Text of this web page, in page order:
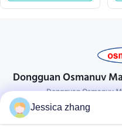
Dongguan Osmanuv
Dongguan Osmanuv
Jessica zhang